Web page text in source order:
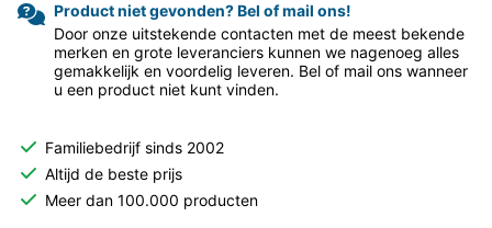
Product niet gevonden? Bel of mail ons!
Door onze uitstekende contacten met de meest bekende
merken en grote leveranciers kunnen we nagenoeg alles
gemakkelijk en voordelig leveren. Bel of mail ons wanneer
u een product niet kunt vinden.
Familiebedrijf sinds 2002
Altijd de beste prijs
Meer dan 100.000 producten